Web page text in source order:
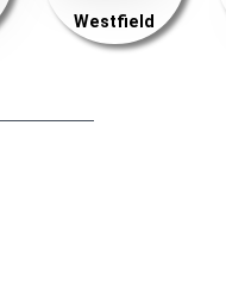
Westfield